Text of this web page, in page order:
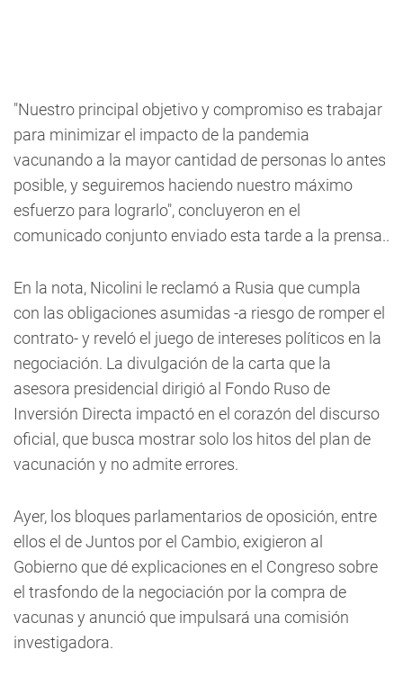
"Nuestro principal objetivo y compromiso es trabajar
para minimizar el impacto de la pandemia
vacunando a la mayor cantidad de personas lo antes
posible, y seguiremos haciendo nuestro máximo
esfuerzo para lograrlo", concluyeron en el
comunicado conjunto enviado esta tarde a la prensa..
En la nota, Nicolini le reclamó a Rusia que cumpla
con las obligaciones asumidas -a riesgo de romper el
contrato- y reveló el juego de intereses políticos en la
negociación. La divulgación de la carta que la
asesora presidencial dirigió al Fondo Ruso de
Inversión Directa impactó en el corazón del discurso
oficial, que busca mostrar solo los hitos del plan de
vacunación y no admite errores.
Ayer, los bloques parlamentarios de oposición, entre
ellos el de Juntos por el Cambio, exigieron al
Gobierno que dé explicaciones en el Congreso sobre
el trasfondo de la negociación por la compra de
vacunas y anunció que impulsará una comisión
investigadora.